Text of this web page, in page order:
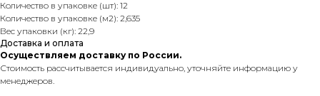
Количество в упаковке (шт): 12
Количество в упаковке (м2): 2,635
Вес упаковки (кг): 22,9
Доставка и оплата
Осуществляем доставку по России.
Стоимость рассчитывается индивидуально, уточняйте информацию у
менеджеров.